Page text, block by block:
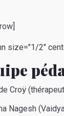
size="1/2"
Croÿ
Nagesh